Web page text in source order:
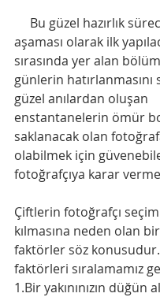
aşaması olarak ilk
sırasında yer alan
günlerin hatırlanmasını
güzel anılardan oluşan
enstantanelerin ömür
saklanacak olan
olabilmek için
fotoğrafçıya karar
Çiftlerin fotoğrafçı
kılmasına neden olan
faktörler söz
faktörleri sıralamamız
1.Bir yakınınızın düğün